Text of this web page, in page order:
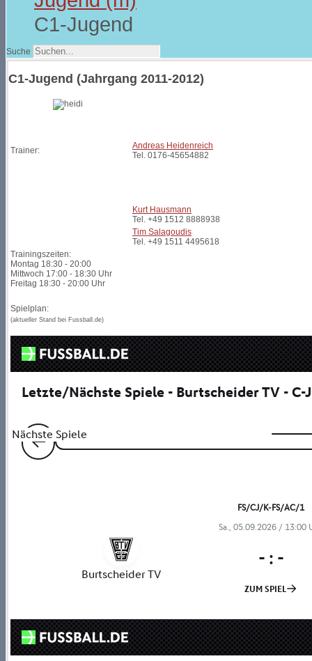
C1-Jugend
Suche
C1-Jugend (Jahrgang 2011-2012)
Trainer:
Andreas Heidenreich
Tel. 0176-45654882
Kurt Hausmann
Tel. +49 1512 8888938
Tim Salagoudis
Tel. +49 1511 4495618
Trainingszeiten:
Montag 18:30 - 20:00
Mittwoch 17:00 - 18:30 Uhr
Freitag 18:30 - 20:00 Uhr
Spielplan:
(aktueller Stand bei Fussball.de)